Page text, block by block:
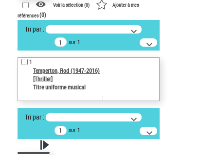
Voir la sélection (0)
Ajouter à mes
références(0)
Tri par :
sur 1
1
Temperton, Rod (1947-2016)
[Thriller]
Titre uniforme musical
Tri par :
sur 1